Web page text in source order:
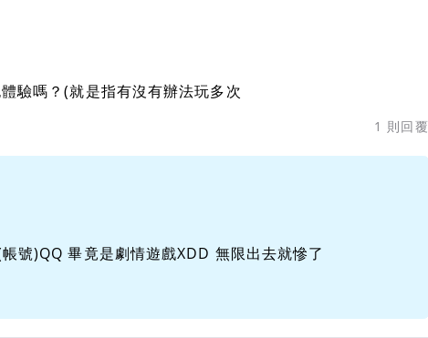
驗嗎？(就是指有沒有辦法玩多次
1 則回覆
號)QQ 畢竟是劇情遊戲XDD 無限出去就慘了